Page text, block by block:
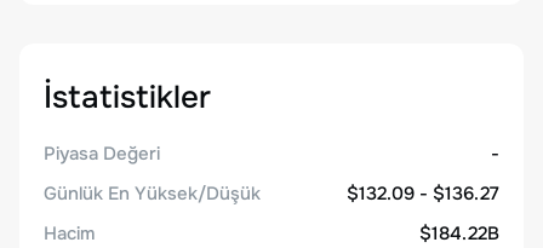
İstatistikler
Piyasa Değeri
-
Günlük En Yüksek/Düşük
$132.09 - $136.27
Hacim
$184.22B